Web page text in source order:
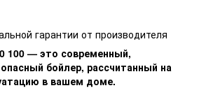
гарантии от производителя
100 — это современный,
бойлер, рассчитанный на
в вашем доме.